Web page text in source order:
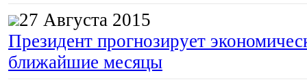
27 Августа 2015
Президент прогнозирует
ближайшие месяцы